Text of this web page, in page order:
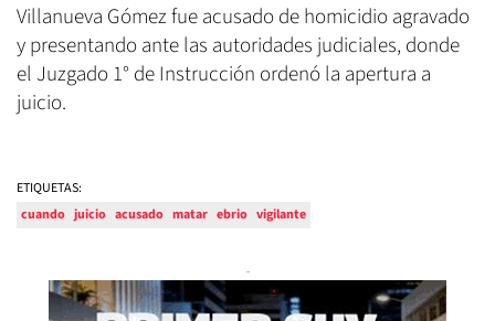
Villanueva Gómez fue acusado de homicidio agravado
y presentando ante las autoridades judiciales, donde
el Juzgado 1° de Instrucción ordenó la apertura a
juicio.
ETIQUETAS:
cuando juicio acusado matar ebrio vigilante